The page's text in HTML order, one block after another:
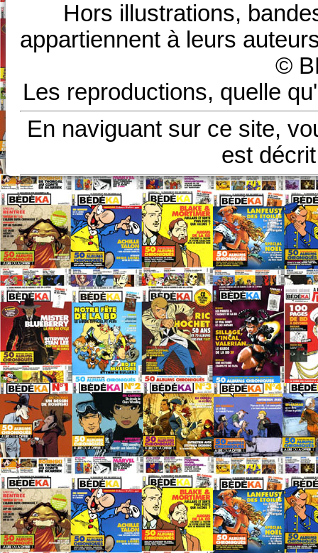
Hors illustrations,
appartiennent à leurs
©
Les reproductions, quelle
En naviguant sur ce site,
est